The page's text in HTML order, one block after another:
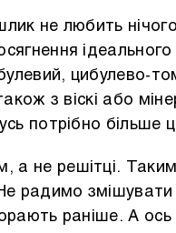
не любить
цибулево-
з віскі або
потрібно більше
а не решітці.
радимо змішувати
раніше. А